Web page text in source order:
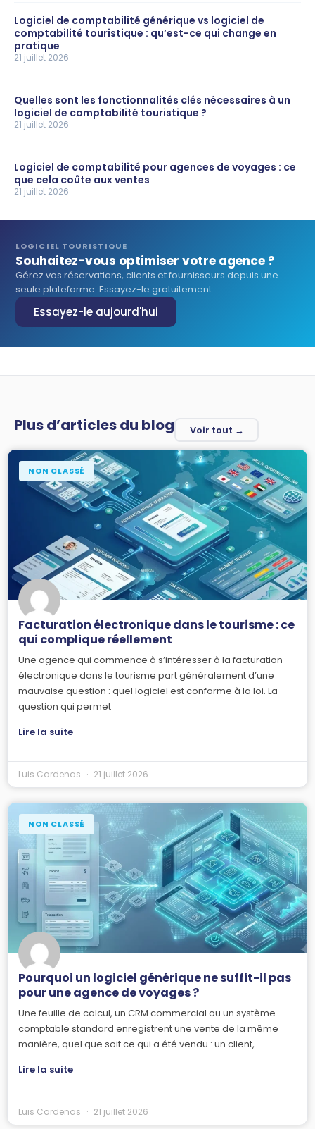
Logiciel de comptabilité générique vs logiciel de
comptabilité touristique : qu’est-ce qui change en
pratique
21 juillet 2026
Quelles sont les fonctionnalités clés nécessaires à un
logiciel de comptabilité touristique ?
21 juillet 2026
Logiciel de comptabilité pour agences de voyages : ce
que cela coûte aux ventes
21 juillet 2026
LOGICIEL TOURISTIQUE
Souhaitez-vous optimiser votre agence ?
Gérez vos réservations, clients et fournisseurs depuis une
seule plateforme. Essayez-le gratuitement.
Essayez-le aujourd'hui
Plus d’articles du blog Voir tout →
NON CLASSÉ
Facturation électronique dans le tourisme : ce
qui complique réellement
Une agence qui commence à s’intéresser à la facturation
électronique dans le tourisme part généralement d’une
mauvaise question : quel logiciel est conforme à la loi. La
question qui permet
Lire la suite
Luis Cardenas 21 juillet 2026
NON CLASSÉ
Pourquoi un logiciel générique ne suffit-il pas
pour une agence de voyages ?
Une feuille de calcul, un CRM commercial ou un système
comptable standard enregistrent une vente de la même
manière, quel que soit ce qui a été vendu : un client,
Lire la suite
Luis Cardenas 21 juillet 2026